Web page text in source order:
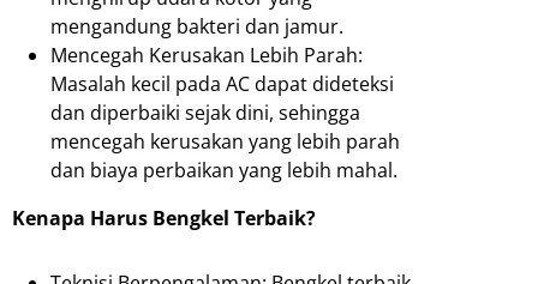
mengandung bakteri dan jamur.
Mencegah Kerusakan Lebih Parah:
Masalah kecil pada AC dapat dideteksi
dan diperbaiki sejak dini, sehingga
mencegah kerusakan yang lebih parah
dan biaya perbaikan yang lebih mahal.
Kenapa Harus Bengkel Terbaik?